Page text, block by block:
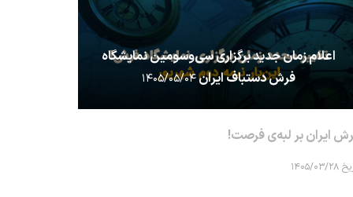
اعلام زمان جدید برگزاری سی‌وسومین نمایشگاه
فرش دستباف ایران۱۴۰۵/۰۵/۰۴
ایران بر لبه‌ی فرصت!
۰۳/۲۸